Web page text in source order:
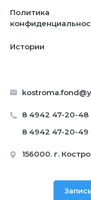
8 4942 47-20-48
8 4942 47-20-49
156000. г.
Политика
Истории